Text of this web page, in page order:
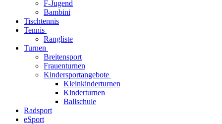
F-Jugend
Bambini
Tischtennis
Tennis
Rangliste
Turnen
Breitensport
Frauenturnen
Kindersportangebote
Kleinkinderturnen
Kinderturnen
Ballschule
Radsport
eSport